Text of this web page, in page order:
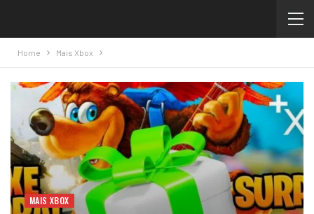
Home Mais Xbox
MAIS XBOX